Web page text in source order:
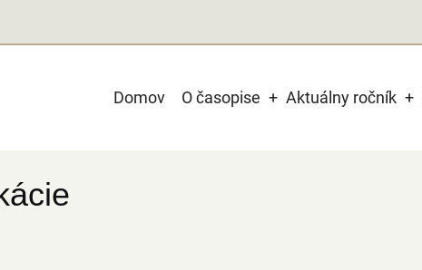
Main
Domov O časopise Aktuálny ročník